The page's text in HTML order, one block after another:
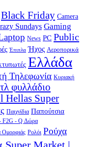
Black Friday Camera
Sundays Gaming
News PC Public
Έπιπλα Ήχος Αεροπορικά
Ελλάδα
Τηλεφωνία Κυριακή
φυλλάδιο
Hellas Super
Παιχνίδια Παπούτσια
F2G - Q Δώρα
Ομορφιάς Ρολόι Ρούχα